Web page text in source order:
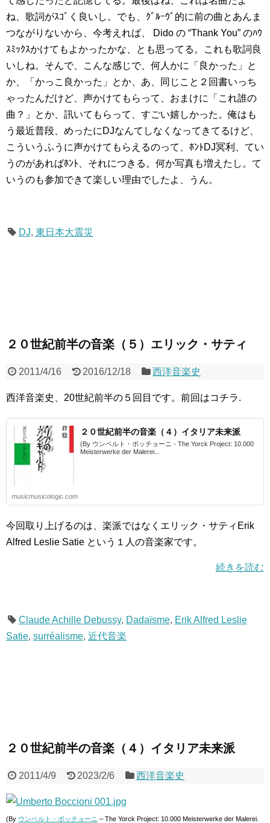
ね、歌詞がｽｺﾞく良いし。でも、ｸﾞﾙｰｳﾞ的に前の曲とあんま
つながりないから、今考えれば、 Dido の “Thank You” のﾊｳ
ｽﾐｯｸｽかけてもよかったかな、とも思ってる。これも歌詞良
いしね。そんで、こんな感じで、何人かに「良かった」と
か、「かっこ良かった」とか、あ、同じこと２回書いっち
ゃったんだけど、声かけてもらって、おまけに「これ誰の
曲？」とか、訊いてもらって、すごい嬉しかった。俺はも
う最近普段、めったにDJなんてしなくなってきてるけど、
こういうふうに声かけてもらえるのって、ﾎﾝﾄDJ冥利、てい
うのがあればﾎﾝﾄ、それにつきる。何か写真も増えたし。て
いうのも参加できて楽しい理由でしたよ、うん。
DJ, 東日本大震災
２０世紀前半の音楽（５）エリック・サティ
2011/4/16 2016/12/18 西洋音楽史
西洋音楽史、20世紀前半の５回目です。前回はコチラ.
２０世紀前半の音楽（４）イタリア未来派
(By ウンベルト・ボッチョーニ - The Yorck Project: 10.000
Meisterwerke der Malerei...
musicmusicologic.com
今回取り上げるのは、楽派ではなくエリック・サティErik
Alfred Leslie Satie という１人の音楽家です。
続きを読む
Claude Achille Debussy, Dadaïsme, Erik Alfred Leslie
Satie, surréalisme, 近代音楽
２０世紀前半の音楽（４）イタリア未来派
2011/4/9 2023/2/6 西洋音楽史
(By ウンベルト・ボッチョーニ – The Yorck Project: 10.000 Meisterwerke der Malerei.